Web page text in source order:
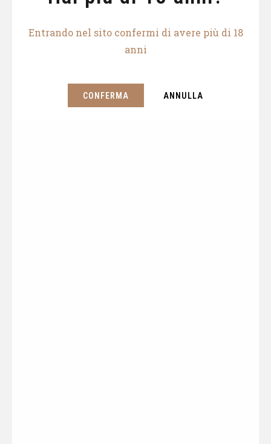
Entrando nel sito confermi di avere più di 18
anni
CONFERMA ANNULLA